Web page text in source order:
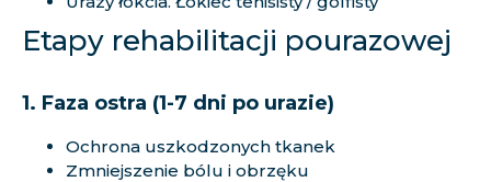
Etapy rehabilitacji pourazowej
1. Faza ostra (1-7 dni po urazie)
Ochrona uszkodzonych tkanek
Zmniejszenie bólu i obrzęku